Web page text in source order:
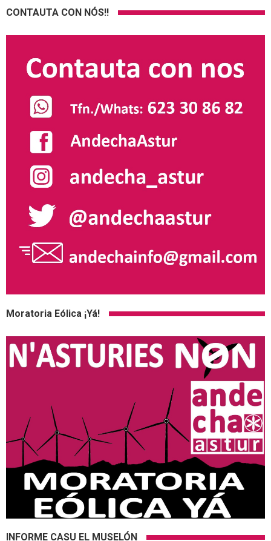
CONTAUTA CON NÓS!!
Moratoria Eólica ¡Yá!
INFORME CASU EL MUSELÓN